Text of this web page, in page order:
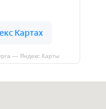
— Яндекс Карты